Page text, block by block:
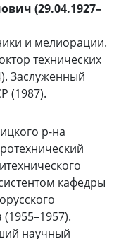
(29.04.1927–
и мелиорации.
технических
Заслуженный
(1987).
р-на
кафедры
(1955–1957).
научный